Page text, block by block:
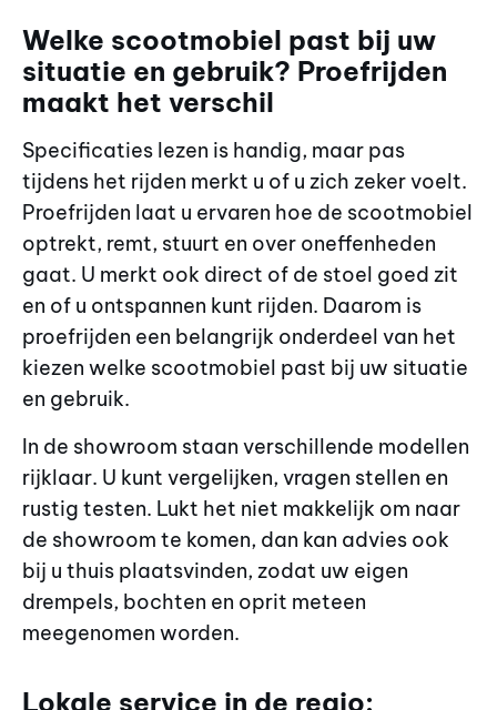
Welke scootmobiel past bij uw
situatie en gebruik? Proefrijden
maakt het verschil
Specificaties lezen is handig, maar pas
tijdens het rijden merkt u of u zich zeker voelt.
Proefrijden laat u ervaren hoe de scootmobiel
optrekt, remt, stuurt en over oneffenheden
gaat. U merkt ook direct of de stoel goed zit
en of u ontspannen kunt rijden. Daarom is
proefrijden een belangrijk onderdeel van het
kiezen welke scootmobiel past bij uw situatie
en gebruik.
In de showroom staan verschillende modellen
rijklaar. U kunt vergelijken, vragen stellen en
rustig testen. Lukt het niet makkelijk om naar
de showroom te komen, dan kan advies ook
bij u thuis plaatsvinden, zodat uw eigen
drempels, bochten en oprit meteen
meegenomen worden.
Lokale service in de regio: